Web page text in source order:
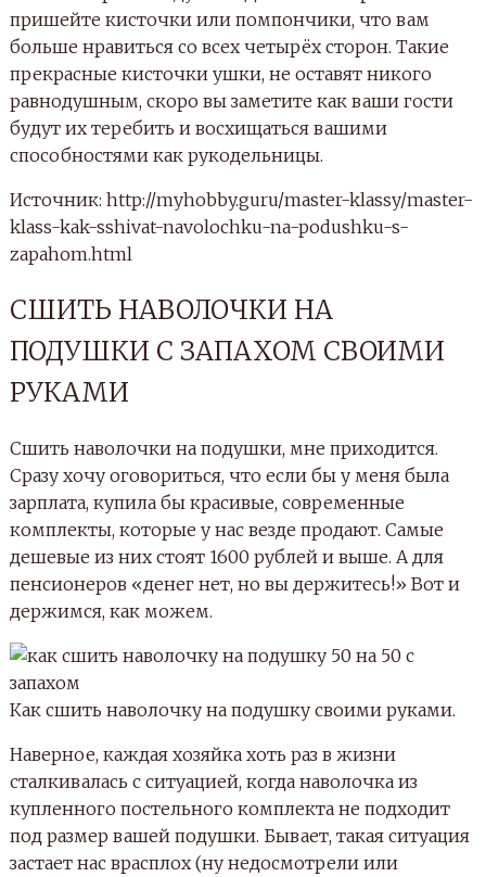
пришейте кисточки или помпончики, что вам
больше нравиться со всех четырёх сторон. Такие
прекрасные кисточки ушки, не оставят никого
равнодушным, скоро вы заметите как ваши гости
будут их теребить и восхищаться вашими
способностями как рукодельницы.
Источник: http://myhobby.guru/master-klassy/master-
klass-kak-sshivat-navolochku-na-podushku-s-
zapahom.html
СШИТЬ НАВОЛОЧКИ НА
ПОДУШКИ С ЗАПАХОМ СВОИМИ
РУКАМИ
Сшить наволочки на подушки, мне приходится.
Сразу хочу оговориться, что если бы у меня была
зарплата, купила бы красивые, современные
комплекты, которые у нас везде продают. Самые
дешевые из них стоят 1600 рублей и выше. А для
пенсионеров «денег нет, но вы держитесь!» Вот и
держимся, как можем.
Как сшить наволочку на подушку своими руками.
Наверное, каждая хозяйка хоть раз в жизни
сталкивалась с ситуацией, когда наволочка из
купленного постельного комплекта не подходит
под размер вашей подушки. Бывает, такая ситуация
застает нас врасплох (ну недосмотрели или